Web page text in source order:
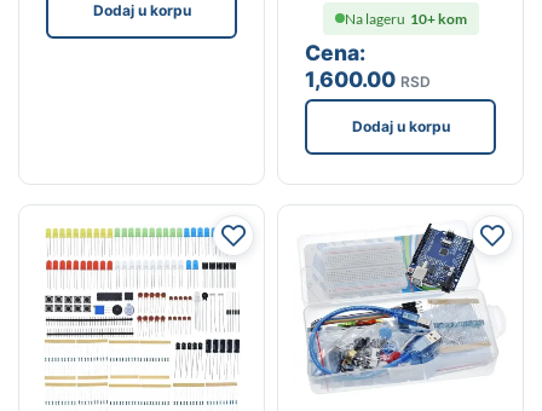
Dodaj u korpu
Cena:
1,600.00 RSD
Na lageru 10+ kom
Dodaj u korpu